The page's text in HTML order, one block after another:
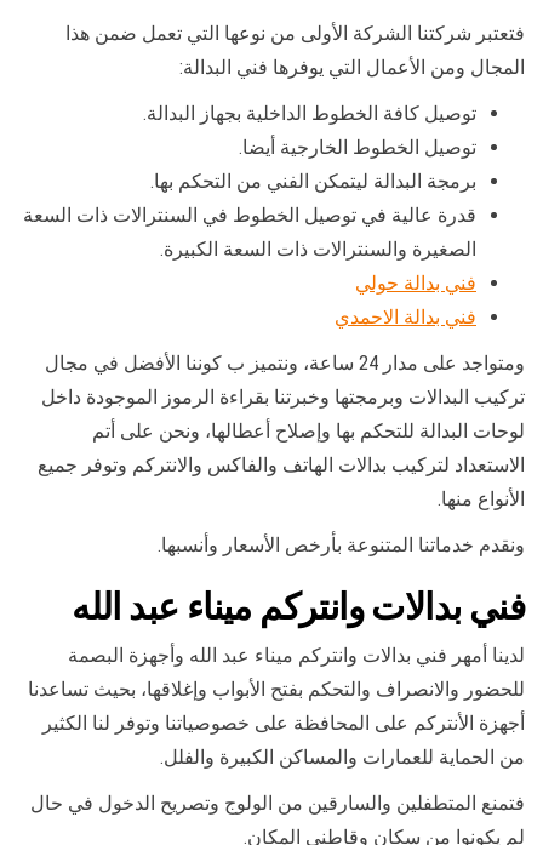
فتعتبر شركتنا الشركة الأولى من نوعها التي تعمل ضمن هذا
المجال ومن الأعمال التي يوفرها فني البدالة:
توصيل كافة الخطوط الداخلية بجهاز البدالة.
توصيل الخطوط الخارجية أيضا.
برمجة البدالة ليتمكن الفني من التحكم بها.
قدرة عالية في توصيل الخطوط في السنترالات ذات السعة
الصغيرة والسنترالات ذات السعة الكبيرة.
فني بدالة حولي
فني بدالة الاحمدي
ومتواجد على مدار 24 ساعة، ونتميز ب كوننا الأفضل في مجال
تركيب البدالات وبرمجتها وخبرتنا بقراءة الرموز الموجودة داخل
لوحات البدالة للتحكم بها وإصلاح أعطالها، ونحن على أتم
الاستعداد لتركيب بدالات الهاتف والفاكس والانتركم وتوفر جميع
الأنواع منها.
ونقدم خدماتنا المتنوعة بأرخص الأسعار وأنسبها.
فني بدالات وانتركم ميناء عبد الله
لدينا أمهر فني بدالات وانتركم ميناء عبد الله وأجهزة البصمة
للحضور والانصراف والتحكم بفتح الأبواب وإغلاقها، بحيث تساعدنا
أجهزة الأنتركم على المحافظة على خصوصياتنا وتوفر لنا الكثير
من الحماية للعمارات والمساكن الكبيرة والفلل.
فتمنع المتطفلين والسارقين من الولوج وتصريح الدخول في حال
لم يكونوا من سكان وقاطني المكان.